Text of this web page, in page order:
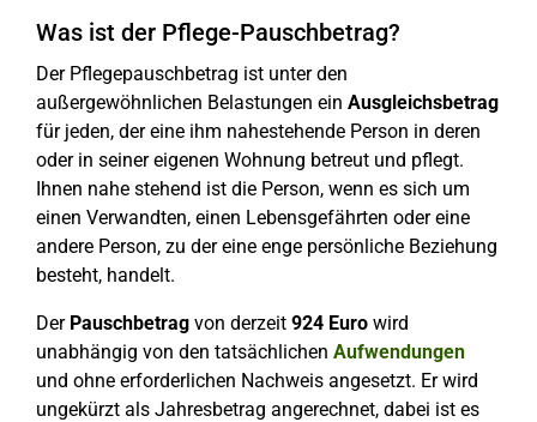
Was ist der Pflege-Pauschbetrag?
Der Pflegepauschbetrag ist unter den
außergewöhnlichen Belastungen ein Ausgleichsbetrag
für jeden, der eine ihm nahestehende Person in deren
oder in seiner eigenen Wohnung betreut und pflegt.
Ihnen nahe stehend ist die Person, wenn es sich um
einen Verwandten, einen Lebensgefährten oder eine
andere Person, zu der eine enge persönliche Beziehung
besteht, handelt.
Der Pauschbetrag von derzeit 924 Euro wird
unabhängig von den tatsächlichen Aufwendungen
und ohne erforderlichen Nachweis angesetzt. Er wird
ungekürzt als Jahresbetrag angerechnet, dabei ist es